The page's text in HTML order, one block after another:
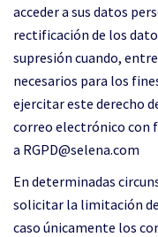
acceder a sus datos
rectificación de los
supresión cuando,
necesarios para los
ejercitar este derecho
correo electrónico con
a RGPD@selena.com
En determinadas
solicitar la limitación
caso únicamente los